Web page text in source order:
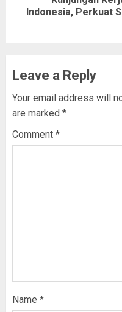
Indonesia, Perkuat
Leave a Reply
Your email address will
are marked *
Comment *
Name *